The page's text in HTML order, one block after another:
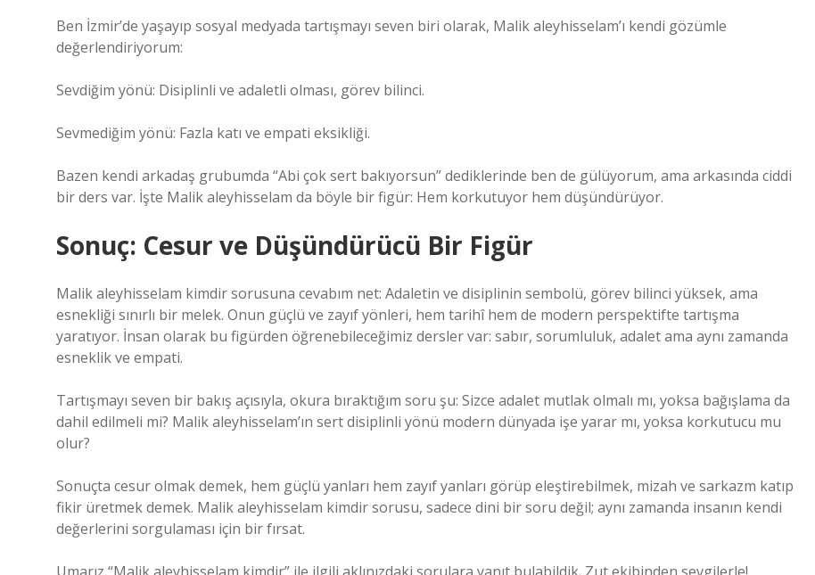
Ben İzmir’de yaşayıp sosyal medyada tartışmayı seven biri olarak, Malik aleyhisselam’ı kendi gözümle
değerlendiriyorum:
Sevdiğim yönü: Disiplinli ve adaletli olması, görev bilinci.
Sevmediğim yönü: Fazla katı ve empati eksikliği.
Bazen kendi arkadaş grubumda “Abi çok sert bakıyorsun” dediklerinde ben de gülüyorum, ama arkasında ciddi
bir ders var. İşte Malik aleyhisselam da böyle bir figür: Hem korkutuyor hem düşündürüyor.
Sonuç: Cesur ve Düşündürücü Bir Figür
Malik aleyhisselam kimdir sorusuna cevabım net: Adaletin ve disiplinin sembolü, görev bilinci yüksek, ama
esnekliği sınırlı bir melek. Onun güçlü ve zayıf yönleri, hem tarihî hem de modern perspektifte tartışma
yaratıyor. İnsan olarak bu figürden öğrenebileceğimiz dersler var: sabır, sorumluluk, adalet ama aynı zamanda
esneklik ve empati.
Tartışmayı seven bir bakış açısıyla, okura bıraktığım soru şu: Sizce adalet mutlak olmalı mı, yoksa bağışlama da
dahil edilmeli mi? Malik aleyhisselam’ın sert disiplinli yönü modern dünyada işe yarar mı, yoksa korkutucu mu
olur?
Sonuçta cesur olmak demek, hem güçlü yanları hem zayıf yanları görüp eleştirebilmek, mizah ve sarkazm katıp
fikir üretmek demek. Malik aleyhisselam kimdir sorusu, sadece dini bir soru değil; aynı zamanda insanın kendi
değerlerini sorgulaması için bir fırsat.